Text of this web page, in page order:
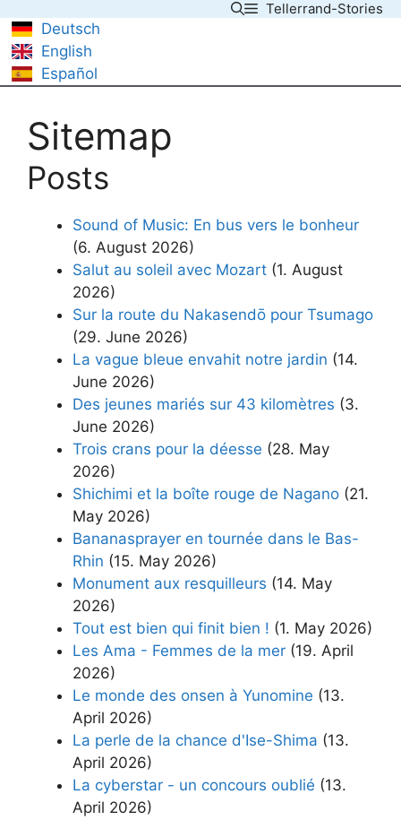
to
content
Tellerrand-Stories
Deutsch
English
Español
Sitemap
Posts
Sound of Music: En bus vers le bonheur
(6. August 2026)
Salut au soleil avec Mozart (1. August
2026)
Sur la route du Nakasendō pour Tsumago
(29. June 2026)
La vague bleue envahit notre jardin (14.
June 2026)
Des jeunes mariés sur 43 kilomètres (3.
June 2026)
Trois crans pour la déesse (28. May
2026)
Shichimi et la boîte rouge de Nagano (21.
May 2026)
Bananasprayer en tournée dans le Bas-
Rhin (15. May 2026)
Monument aux resquilleurs (14. May
2026)
Tout est bien qui finit bien ! (1. May 2026)
Les Ama - Femmes de la mer (19. April
2026)
Le monde des onsen à Yunomine (13.
April 2026)
La perle de la chance d'Ise-Shima (13.
April 2026)
La cyberstar - un concours oublié (13.
April 2026)